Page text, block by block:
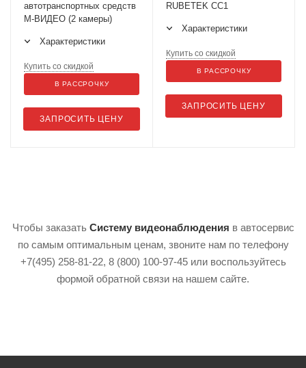
автотранспортных средств
М-ВИДЕО (2 камеры)
Характеристики
ЗАПРОСИТЬ ЦЕНУ
Купить со скидкой
В РАССРОЧКУ
RUBETEK СС1
Характеристики
ЗАПРОСИТЬ ЦЕНУ
Купить со скидкой
В РАССРОЧКУ
Чтобы заказать Систему видеонаблюдения в автосервис
по самым оптимальным ценам, звоните нам по телефону
+7(495) 258-81-22, 8 (800) 100-97-45 или воспользуйтесь
формой обратной связи на нашем сайте.